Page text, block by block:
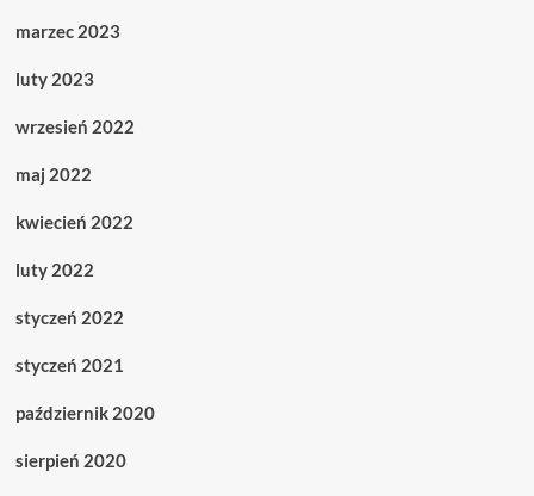
marzec 2023
luty 2023
wrzesień 2022
maj 2022
kwiecień 2022
luty 2022
styczeń 2022
styczeń 2021
październik 2020
sierpień 2020